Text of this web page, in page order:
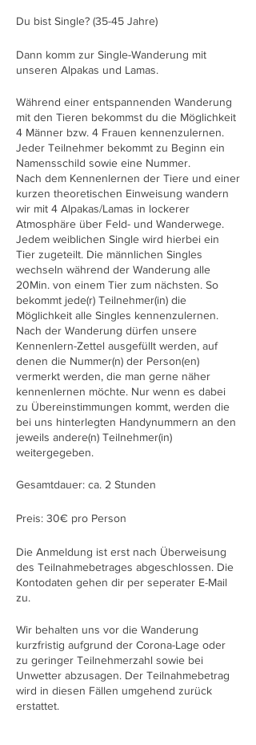
Du bist Single? (35-45 Jahre)
Dann komm zur Single-Wanderung mit
unseren Alpakas und Lamas.
Während einer entspannenden Wanderung
mit den Tieren bekommst du die Möglichkeit
4 Männer bzw. 4 Frauen kennenzulernen.
Jeder Teilnehmer bekommt zu Beginn ein
Namensschild sowie eine Nummer.
Nach dem Kennenlernen der Tiere und einer
kurzen theoretischen Einweisung wandern
wir mit 4 Alpakas/Lamas in lockerer
Atmosphäre über Feld- und Wanderwege.
Jedem weiblichen Single wird hierbei ein
Tier zugeteilt. Die männlichen Singles
wechseln während der Wanderung alle
20Min. von einem Tier zum nächsten. So
bekommt jede(r) Teilnehmer(in) die
Möglichkeit alle Singles kennenzulernen.
Nach der Wanderung dürfen unsere
Kennenlern-Zettel ausgefüllt werden, auf
denen die Nummer(n) der Person(en)
vermerkt werden, die man gerne näher
kennenlernen möchte. Nur wenn es dabei
zu Übereinstimmungen kommt, werden die
bei uns hinterlegten Handynummern an den
jeweils andere(n) Teilnehmer(in)
weitergegeben.
Gesamtdauer: ca. 2 Stunden
Preis: 30€ pro Person
Die Anmeldung ist erst nach Überweisung
des Teilnahmebetrages abgeschlossen. Die
Kontodaten gehen dir per seperater E-Mail
zu.
Wir behalten uns vor die Wanderung
kurzfristig aufgrund der Corona-Lage oder
zu geringer Teilnehmerzahl sowie bei
Unwetter abzusagen. Der Teilnahmebetrag
wird in diesen Fällen umgehend zurück
erstattet.